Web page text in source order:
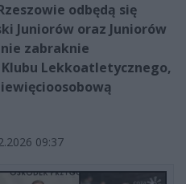
odbędą się
Juniorów oraz Juniorów
zabraknie
Lekkoatletycznego,
09:37